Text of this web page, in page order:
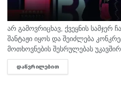
არ გამოვრიცხავ, ქვეყნის სამჯერ
შანტაჟი იყოს და შეიძლება
მოთხოვნების შესრულებას
ხელისუფლებისთვის ძნელად
ვფიქრობ, ეს მოთხოვნები უფრო
ᲓᲐᲬᲕᲠᲘᲚᲔᲑᲘᲗ